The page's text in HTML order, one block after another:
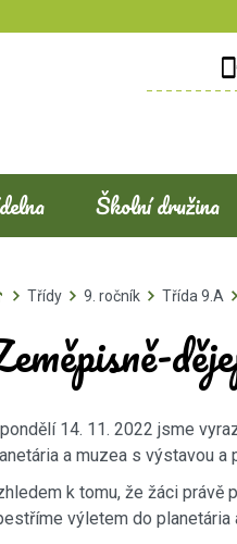
Školní družina
Třídy 9. ročník Třída 9.A
14. 11. 2022 jsme
a muzea s výstavou a
k tomu, že žáci právě
výletem do planetária